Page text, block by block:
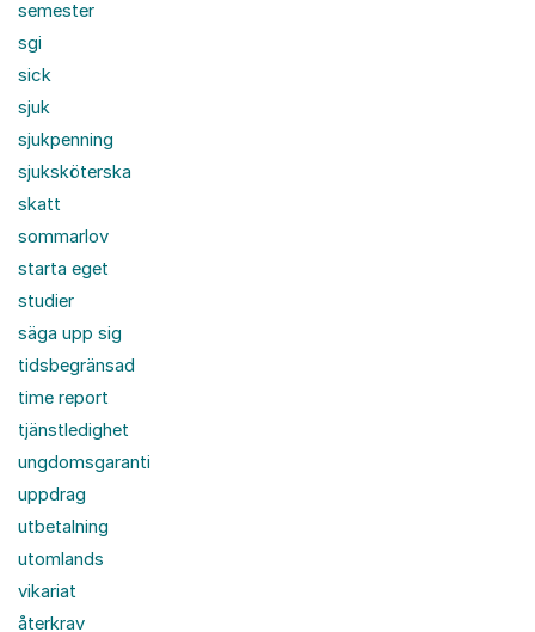
semester
sgi
sick
sjuk
sjukpenning
sjuksköterska
skatt
sommarlov
starta eget
studier
säga upp sig
tidsbegränsad
time report
tjänstledighet
ungdomsgaranti
uppdrag
utbetalning
utomlands
vikariat
återkrav